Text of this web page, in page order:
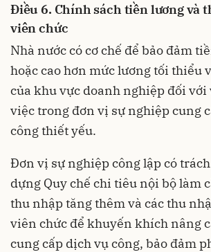
Điều 6. Chính sách tiền lương và
viên chức
Nhà nước có cơ chế để bảo đảm
hoặc cao hơn mức lương tối thiểu
của khu vực doanh nghiệp đối với
việc trong đơn vị sự nghiệp cung
công thiết yếu.
Đơn vị sự nghiệp công lập có
dựng Quy chế chi tiêu nội bộ làm
thu nhập tăng thêm và các thu
viên chức để khuyến khích nâng
cung cấp dịch vụ công, bảo đảm